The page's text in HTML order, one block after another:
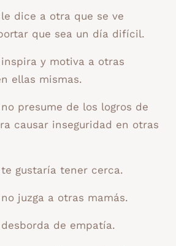
dice a otra que se ve
que sea un día difícil.
y motiva a otras
ellas mismas.
presume de los logros de
causar inseguridad en otras
gustaría tener cerca.
juzga a otras mamás.
de empatía.